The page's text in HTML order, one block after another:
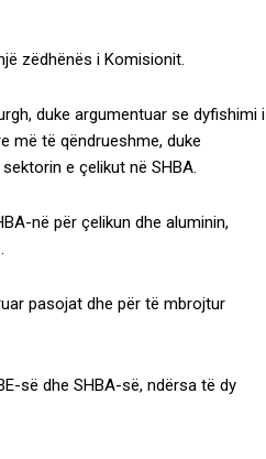
zëdhënës i Komisionit.
duke argumentuar se dyfishimi i
më të qëndrueshme, duke
e çelikut në SHBA.
në për çelikun dhe aluminin,
pasojat dhe për të mbrojtur
së dhe SHBA-së, ndërsa të dy